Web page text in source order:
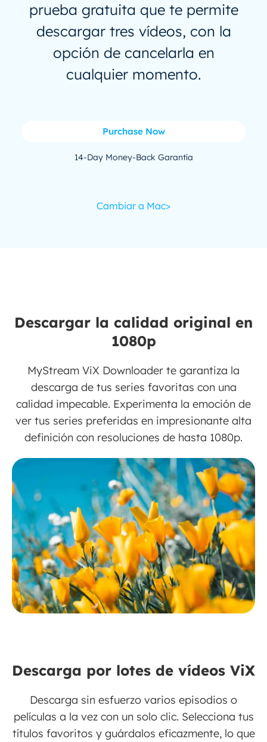
prueba gratuita que te permite
descargar tres vídeos, con la
opción de cancelarla en
cualquier momento.
Purchase Now
14-Day Money-Back Garantía
Cambiar a Mac>
Descargar la calidad original en
1080p
MyStream ViX Downloader te garantiza la
descarga de tus series favoritas con una
calidad impecable. Experimenta la emoción de
ver tus series preferidas en impresionante alta
definición con resoluciones de hasta 1080p.
Descarga por lotes de vídeos ViX
Descarga sin esfuerzo varios episodios o
películas a la vez con un solo clic. Selecciona tus
títulos favoritos y guárdalos eficazmente, lo que